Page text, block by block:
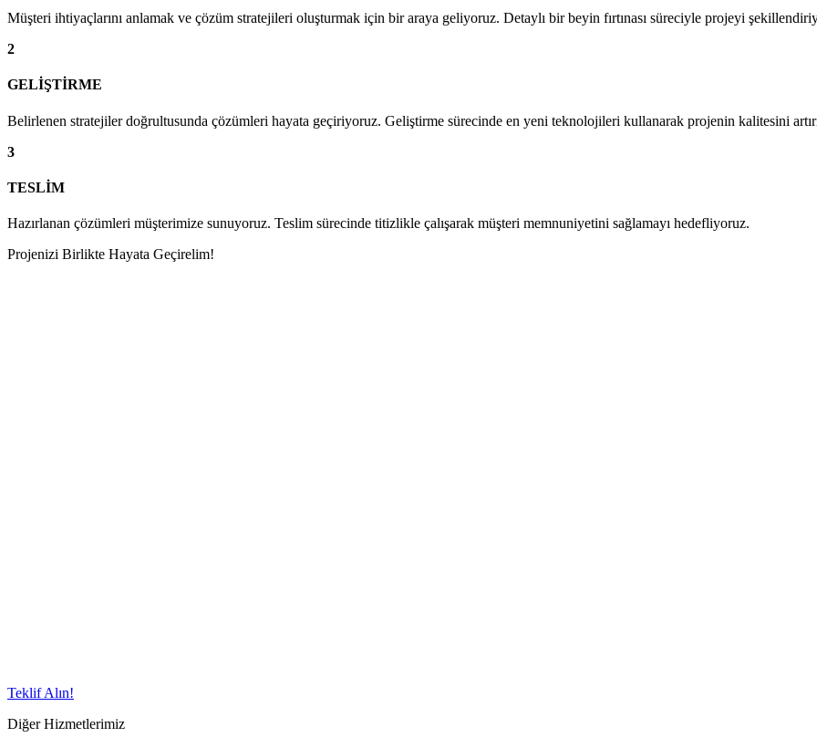
Müşteri ihtiyaçlarını anlamak ve çözüm stratejileri oluşturmak için bir araya geliyoruz. Detaylı bir beyin fırtınası süreciyle projeyi
2
GELİŞTİRME
Belirlenen stratejiler doğrultusunda çözümleri hayata geçiriyoruz. Geliştirme sürecinde en yeni teknolojileri kullanarak projenin kalitesini
3
TESLİM
Hazırlanan çözümleri müşterimize sunuyoruz. Teslim sürecinde titizlikle çalışarak müşteri memnuniyetini sağlamayı hedefliyoruz.
Projenizi Birlikte Hayata Geçirelim!
Teklif Alın!
Diğer Hizmetlerimiz